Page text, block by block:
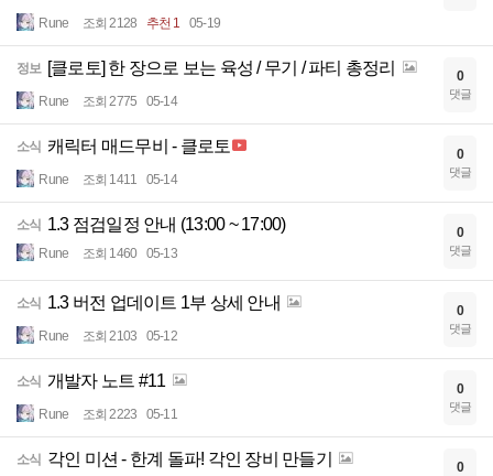
Rune 조회 2128 추천 1 05-19
정보 [클로토] 한 장으로 보는 육성 / 무기 / 파티 총정리
Rune 조회 2775 05-14
0
댓글
소식 캐릭터 매드무비 - 클로토
Rune 조회 1411 05-14
0
댓글
소식 1.3 점검일정 안내 (13:00 ~ 17:00)
Rune 조회 1460 05-13
0
댓글
소식 1.3 버전 업데이트 1부 상세 안내
Rune 조회 2103 05-12
0
댓글
소식 개발자 노트 #11
Rune 조회 2223 05-11
0
댓글
소식 각인 미션 - 한계 돌파! 각인 장비 만들기 0